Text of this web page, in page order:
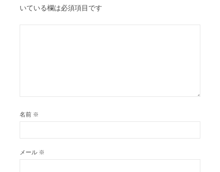
いている欄は必須項目です
名前 ※
メール ※